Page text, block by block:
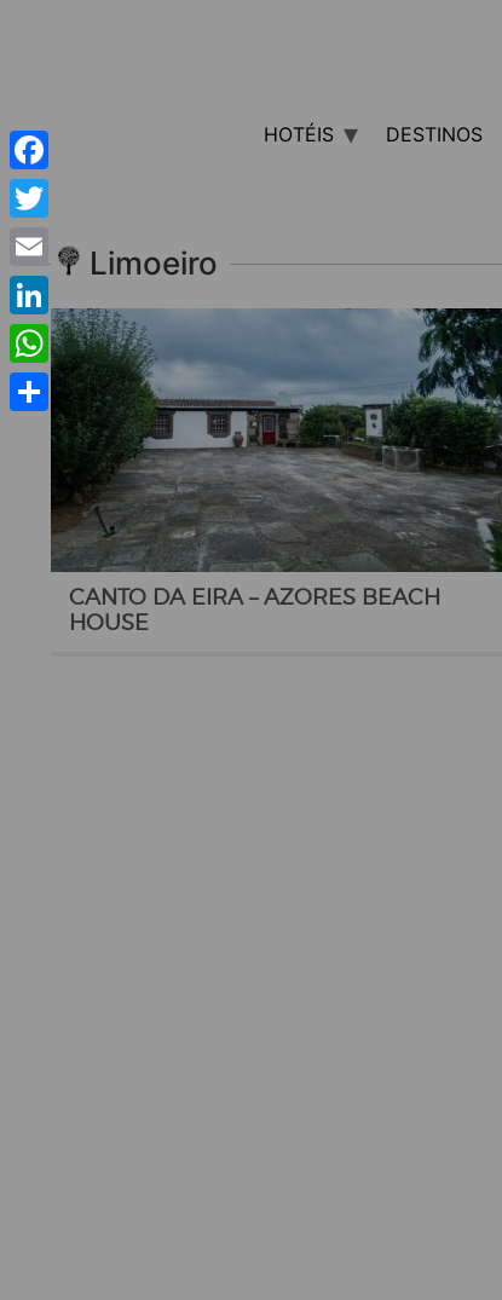
HOTÉIS DESTINOS
Limoeiro
CANTO DA EIRA – AZORES BEACH
HOUSE
Facebook
Twitter
Email
LinkedIn
WhatsApp
Share